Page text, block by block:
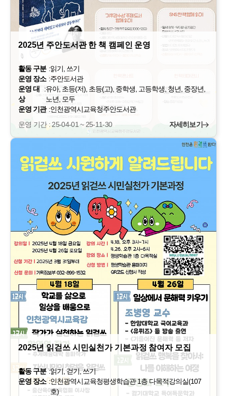
2025년 주안도서관 한 책 캠페인 운영
활동 구분 :읽기, 쓰기
운영 장소 :주안도서관
운영 대
상
:유아, 초등(저), 초등(고), 중학생, 고등학생, 청년, 중장년,
노년, 모두
운영 기관 :인천광역시교육청주안도서관
운영 기간 : 25-04-01 ~ 25-11-30
자세히보기
2025년 읽걷쓰 시민실천가 기본과정 참여자 모집
활동 구분 :읽기, 걷기, 쓰기
운영 장소 :인천광역시교육청평생학습관 1층 다목적강의실(107
호)